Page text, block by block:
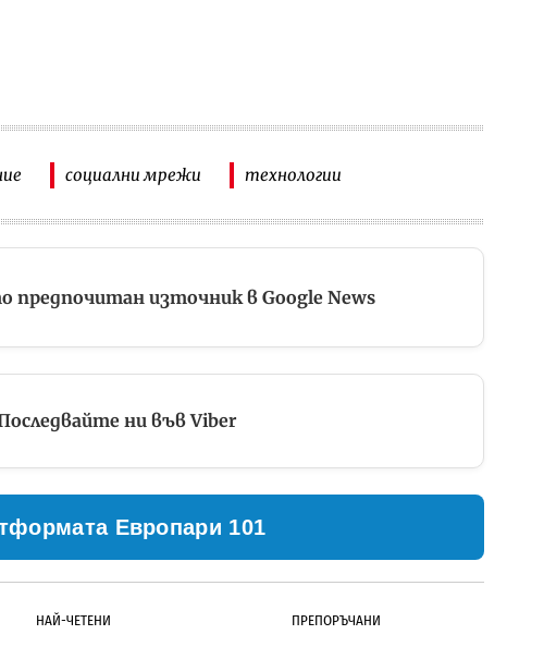
социални мрежи технологии
предпочитан източник в Google News
ни във Viber
Европари 101
НАЙ-ЧЕТЕНИ ПРЕПОРЪЧАНИ